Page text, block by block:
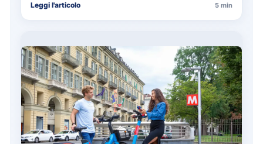
soprattutto…
Leggi l'articolo 5 min